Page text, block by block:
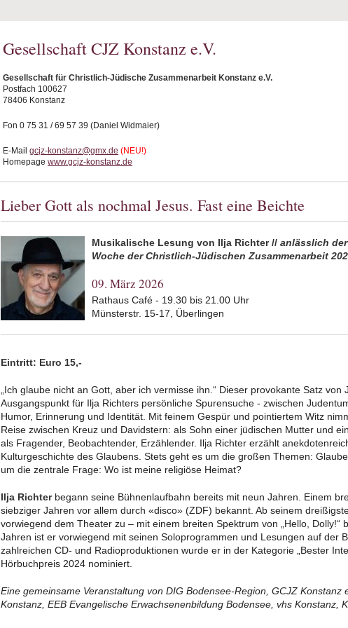
Gesellschaft CJZ Konstanz e.V.
Gesellschaft für Christlich-Jüdische Zusammenarbeit Konstanz e.V.
Postfach 100627
78406 Konstanz
Fon 0 75 31 / 69 57 39 (Daniel Widmaier)
E-Mail gcjz-konstanz@gmx.de (NEU!)
Homepage www.gcjz-konstanz.de
Lieber Gott als nochmal Jesus. Fast eine Beichte
Musikalische Lesung von Ilja Richter // anlässlich der
Woche der Christlich-Jüdischen Zusammenarbeit
09. März 2026
Rathaus Café - 19.30 bis 21.00 Uhr
Münsterstr. 15-17, Überlingen
Eintritt: Euro 15,-
„Ich glaube nicht an Gott, aber ich vermisse ihn.“ Dieser provokante Satz von
Ausgangspunkt für Ilja Richters persönliche Spurensuche - zwischen
Humor, Erinnerung und Identität. Mit feinem Gespür und pointiertem Witz
Reise zwischen Kreuz und Davidstern: als Sohn einer jüdischen Mutter und
als Fragender, Beobachtender, Erzählender. Ilja Richter erzählt
Kulturgeschichte des Glaubens. Stets geht es um die großen Themen:
um die zentrale Frage: Wo ist meine religiöse Heimat?
Ilja Richter begann seine Bühnenlaufbahn bereits mit neun Jahren. Einem
siebziger Jahren vor allem durch «disco» (ZDF) bekannt. Ab seinem
vorwiegend dem Theater zu – mit einem breiten Spektrum von „Hello, Dolly!“
Jahren ist er vorwiegend mit seinen Soloprogrammen und Lesungen auf der
zahlreichen CD- und Radioproduktionen wurde er in der Kategorie „Bester
Hörbuchpreis 2024 nominiert.
Eine gemeinsame Veranstaltung von DIG Bodensee-Region, GCJZ Konstanz
Konstanz, EEB Evangelische Erwachsenenbildung Bodensee, vhs Konstanz,